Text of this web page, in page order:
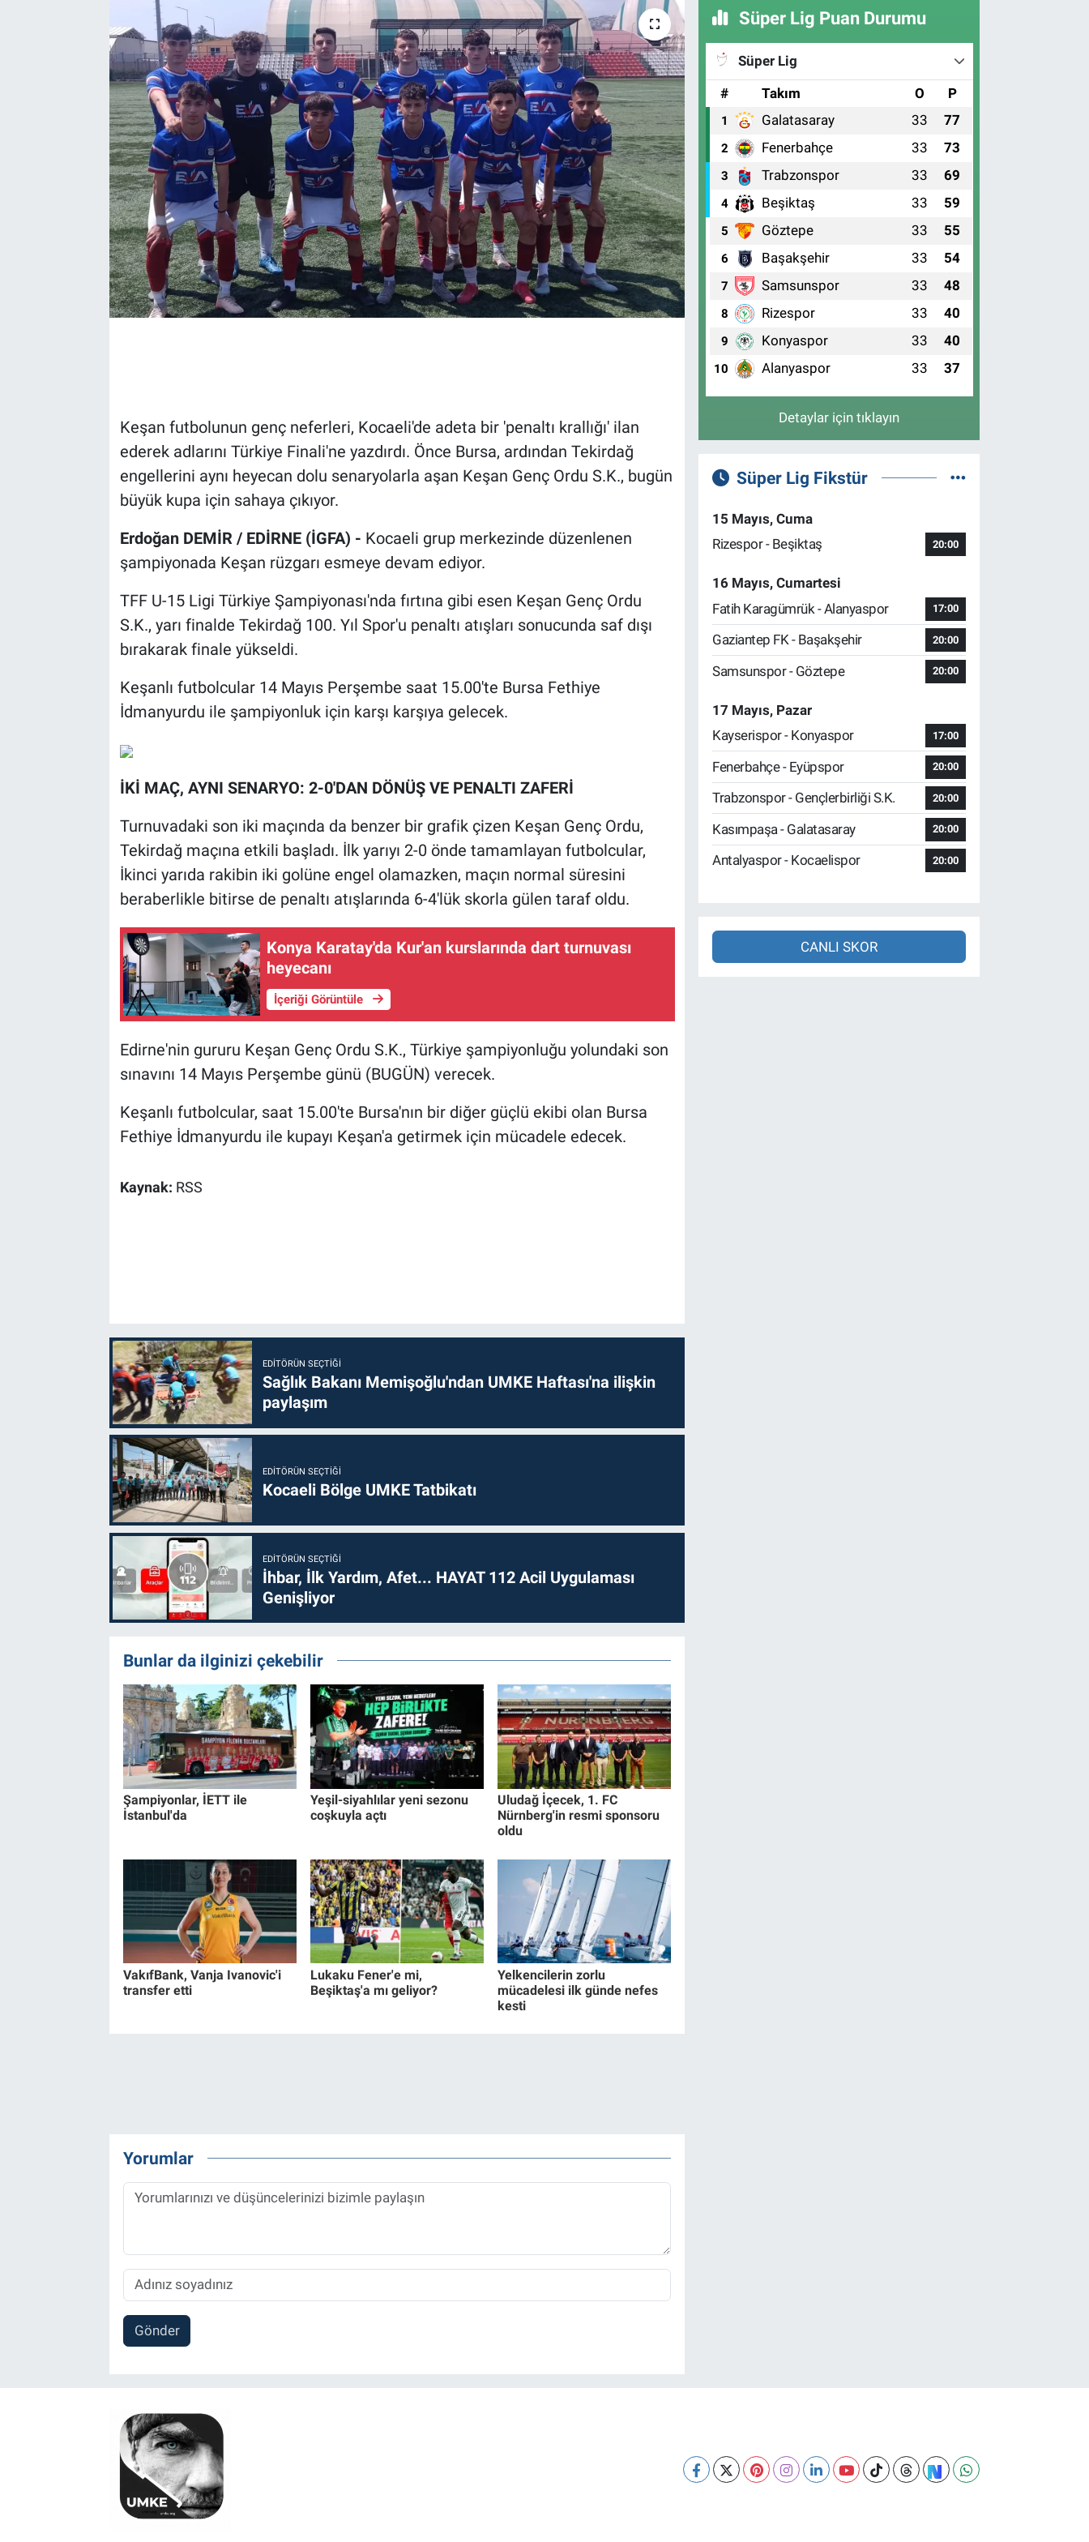
Keşan futbolunun genç neferleri, Kocaeli'de adeta bir 'penaltı krallığı' ilan
ederek adlarını Türkiye Finali'ne yazdırdı. Önce Bursa, ardından Tekirdağ
engellerini aynı heyecan dolu senaryolarla aşan Keşan Genç Ordu S.K., bugün
büyük kupa için sahaya çıkıyor.
Erdoğan DEMİR / EDİRNE (İGFA) - Kocaeli grup merkezinde düzenlenen
şampiyonada Keşan rüzgarı esmeye devam ediyor.
TFF U-15 Ligi Türkiye Şampiyonası'nda fırtına gibi esen Keşan Genç Ordu
S.K., yarı finalde Tekirdağ 100. Yıl Spor'u penaltı atışları sonucunda saf dışı
bırakarak finale yükseldi.
Keşanlı futbolcular 14 Mayıs Perşembe saat 15.00'te Bursa Fethiye
İdmanyurdu ile şampiyonluk için karşı karşıya gelecek.
İKİ MAÇ, AYNI SENARYO: 2-0'DAN DÖNÜŞ VE PENALTI ZAFERİ
Turnuvadaki son iki maçında da benzer bir grafik çizen Keşan Genç Ordu,
Tekirdağ maçına etkili başladı. İlk yarıyı 2-0 önde tamamlayan futbolcular,
İkinci yarıda rakibin iki golüne engel olamazken, maçın normal süresini
beraberlikle bitirse de penaltı atışlarında 6-4'lük skorla gülen taraf oldu.
Konya Karatay'da Kur'an kurslarında dart turnuvası
heyecanı
İçeriği Görüntüle
Edirne'nin gururu Keşan Genç Ordu S.K., Türkiye şampiyonluğu yolundaki son
sınavını 14 Mayıs Perşembe günü (BUGÜN) verecek.
Keşanlı futbolcular, saat 15.00'te Bursa'nın bir diğer güçlü ekibi olan Bursa
Fethiye İdmanyurdu ile kupayı Keşan'a getirmek için mücadele edecek.
Kaynak: RSS
EDITÖRÜN SEÇTIĞI
Sağlık Bakanı Memişoğlu'ndan UMKE Haftası'na ilişkin
paylaşım
EDITÖRÜN SEÇTIĞI
Kocaeli Bölge UMKE Tatbikatı
EDITÖRÜN SEÇTIĞI
İhbar, İlk Yardım, Afet... HAYAT 112 Acil Uygulaması
Genişliyor
Bunlar da ilginizi çekebilir
Şampiyonlar, İETT ile
İstanbul'da
Yeşil-siyahlılar yeni sezonu
coşkuyla açtı
Uludağ İçecek, 1. FC
Nürnberg'in resmi sponsoru
oldu
VakıfBank, Vanja Ivanovic'i
transfer etti
Lukaku Fener'e mi,
Beşiktaş'a mı geliyor?
Yelkencilerin zorlu
mücadelesi ilk günde nefes
kesti
Yorumlar
Gönder
Süper Lig Puan Durumu
Süper Lig
#
Takım O P
1 Galatasaray 33 77
2 Fenerbahçe 33 73
3 Trabzonspor 33 69
4 Beşiktaş 33 59
5 Göztepe 33 55
6 Başakşehir 33 54
7 Samsunspor 33 48
8 Rizespor 33 40
9 Konyaspor 33 40
10 Alanyaspor 33 37
Detaylar için tıklayın
Süper Lig Fikstür
15 Mayıs, Cuma
Rizespor - Beşiktaş
20:00
16 Mayıs, Cumartesi
Fatih Karagümrük - Alanyaspor
17:00
Gaziantep FK - Başakşehir 20:00
Samsunspor - Göztepe 20:00
17 Mayıs, Pazar
Kayserispor - Konyaspor
17:00
Fenerbahçe - Eyüpspor 20:00
Trabzonspor - Gençlerbirliği S.K. 20:00
Kasımpaşa - Galatasaray 20:00
Antalyaspor - Kocaelispor 20:00
CANLI SKOR